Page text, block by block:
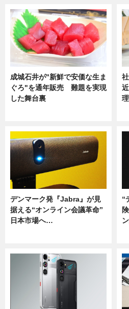
成城石井が"新鮮で安価な生ま
ぐろ"を通年販売 難題を実現
した舞台裏
デンマーク発『Jabra』が見
据える“オンライン会議革命”
日本市場へ…
“